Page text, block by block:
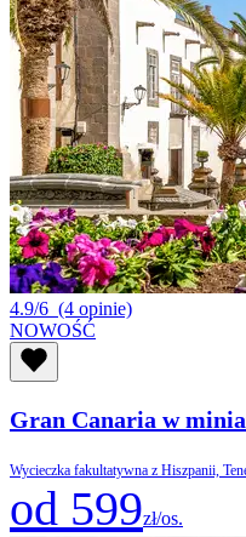
4.9/6 (4 opinie)
NOWOŚĆ
Gran Canaria w
Wycieczka fakultatywna z Hiszpanii,
od 599zł/os.